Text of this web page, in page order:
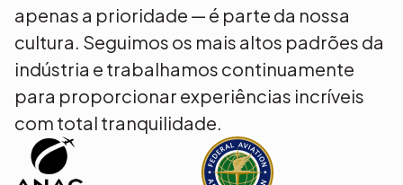
apenas a prioridade — é parte da nossa
cultura. Seguimos os mais altos padrões da
indústria e trabalhamos continuamente
para proporcionar experiências incríveis
com total tranquilidade.